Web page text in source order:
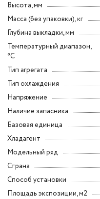
Высота, мм
Масса (без упаковки), кг
Глубина выкладки, мм
Температурный диапазон,
°C
Тип агрегата
Тип охлаждения
Напряжение
Наличие запасника
Базовая единица
Хладагент
Модельный ряд
Страна
Способ установки
Площадь экспозиции, м2